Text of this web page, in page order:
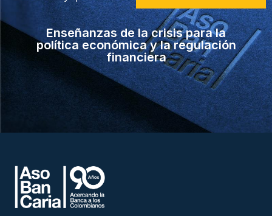
Enseñanzas de la crisis para la
política económica y la regulación
financiera